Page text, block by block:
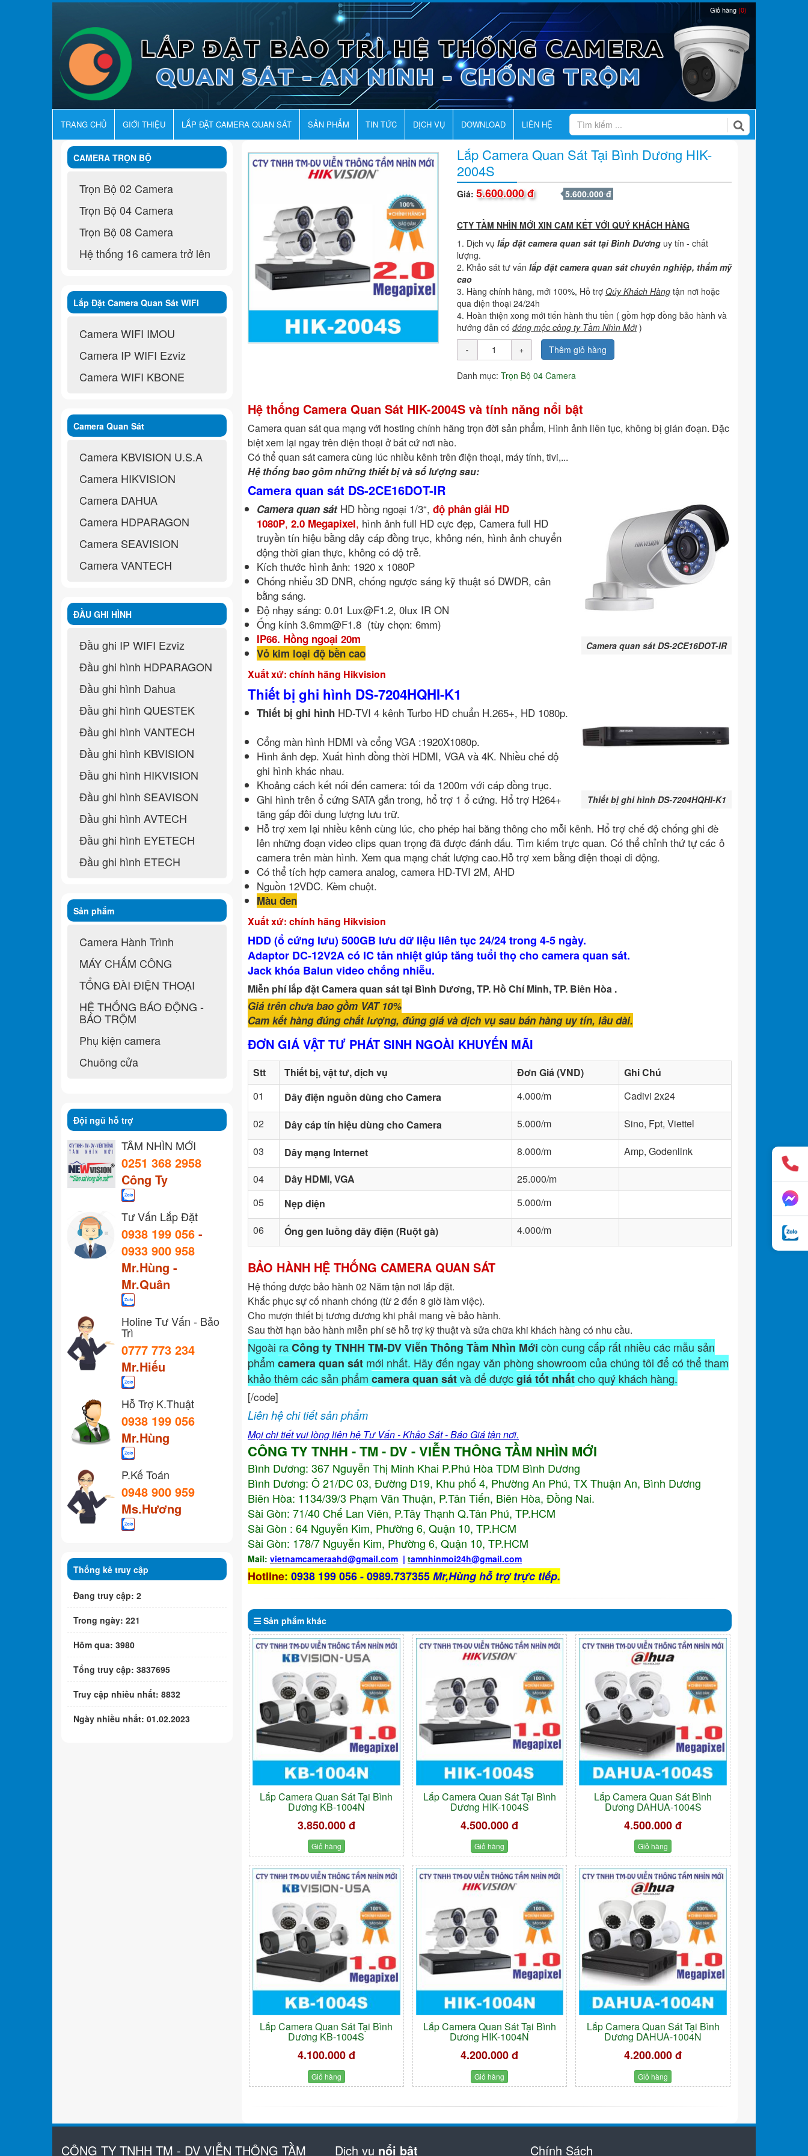
Giỏ hàng(0)
TRANG CHỦ GIỚI THIỆU LẮP ĐẶT CAMERA QUAN SÁT SẢN PHẨM TIN TỨC DỊCH VỤ DOWNLOAD LIÊN HỆ
Lắp Camera Quan Sát Tại Bình Dương HIK-
2004S
Giá: 5.600.000 đ 5.600.000 đ
CTY TẦM NHÌN MỚI XIN CAM KẾT VỚI QUÝ KHÁCH HÀNG
Dịch vụ lắp đặt camera quan sát tại Bình Dươnguy tín - chất
lượng.
Khảo sát tư vấn lắp đặt camera quan sát chuyên nghiệp, thẩm mỹ
cao
Hàng chính hãng, mới 100%, Hỗ trợ Qúy Khách Hàngtận nơi hoặc
qua điện thoại 24/24h
Hoàn thiện xong mới tiến hành thu tiền ( gồm hợp đồng bảo hành và
hướng đẫn có đóng mộc công ty Tầm Nhìn Mới)
Thêm giỏ hàng
Danh mục: Trọn Bộ 04 Camera
Hệ thống Camera Quan Sát HIK-2004S và tính năng nổi bật
Camera quan sát qua mạng với hosting chính hãng trọn đời sản phẩm, Hình ảnh liên tục, không bị gián đoạn. Đặc
biệt xem lại ngay trên điện thoại ở bất cứ nơi nào.
Có thể quan sát camera cùng lúc nhiều kênh trên điện thoại, máy tính, tivi,...
Hệ thống bao gồm những thiết bị và số lượng sau:
Camera quan sát DS-2CE16DOT-IR
Camera quan sát DS-2CE16DOT-IR
Camera quan sátHD hồng ngoại 1/3“, độ phân giải HD
1080P, 2.0 Megapixel, hình ảnh full HD cực đẹp, Camera full HD
truyền tín hiệu bằng dây cáp đồng trục, không nén, hình ảnh chuyển
động thời gian thực, không có độ trễ.
Kích thước hình ảnh: 1920 x 1080P
Chống nhiểu 3D DNR, chống ngược sáng kỹ thuật số DWDR, cân
bằng sáng.
Độ nhạy sáng: 0.01 Lux@F1.2, 0lux IR ON
Ống kính 3.6mm@F1.8 (tùy chọn: 6mm)
IP66. Hồng ngoại 20m
Vỏ kim loại độ bền cao
Xuất xứ: chính hãng Hikvision
Thiết bị ghi hình DS-7204HQHI-K1
Thiết bị ghi hình DS-7204HQHI-K1
Thiết bị ghi hình HD-TVI 4 kênh Turbo HD chuẩn H.265+, HD 1080p.
Cổng màn hình HDMI và cổng VGA :1920X1080p.
Hình ảnh đẹp. Xuất hình đồng thời HDMI, VGA và 4K. Nhiều chế độ
ghi hình khác nhau.
Khoảng cách kết nối đến camera: tối đa 1200m với cáp đồng trục.
Ghi hình trên ổ cứng SATA gắn trong, hổ trợ 1 ổ cứng. Hổ trợ H264+
tăng gấp đôi dung lượng lưu trữ.
Hỗ trợ xem lại nhiều kênh cùng lúc, cho phép hai băng thông cho mỗi kênh. Hổ trợ chế độ chống ghi đè
lên những đoạn video clips quan trọng đã được đánh dấu. Tìm kiếm trực quan. Có thể chỉnh thứ tự các ô
camera trên màn hình. Xem qua mạng chất lượng cao.Hỗ trợ xem bằng điện thoại di động.
Có thể tích hợp camera analog, camera HD-TVI 2M, AHD
Nguồn 12VDC. Kèm chuột.
Màu đen
Xuất xứ: chính hãng Hikvision
HDD (ổ cứng lưu) 500GB lưu dữ liệu liên tục 24/24 trong 4-5 ngày.
Adaptor DC-12V2A có IC tản nhiệt giúp tăng tuổi thọ cho camera quan sát.
Jack khóa Balun video chống nhiễu.
Miễn phí lắp đặt Camera quan sát tại Bình Dương, TP. Hồ Chí Minh, TP. Biên Hòa .
Giá trên chưa bao gồm VAT 10%
Cam kết hàng đúng chất lượng, đúng giá và dịch vụ sau bán hàng uy tín, lâu dài.
ĐƠN GIÁ VẬT TƯ PHÁT SINH NGOÀI KHUYẾN MÃI
Stt Thiết bị, vật tư, dịch vụ Đơn Giá (VND)
Ghi Chú
01
Dây điện nguồn dùng cho Camera 4.000/m
Cadivi 2x24
02
Dây cáp tín hiệu dùng cho Camera 5.000/m
Sino, Fpt, Viettel
03
Dây mạng Internet 8.000/m
Amp, Godenlink
04
Dây HDMI, VGA
25.000/m
05
Nẹp điện
5.000/m
06
Ống gen luồng dây điện (Ruột gà) 4.000/m
BẢO HÀNH HỆ THỐNG CAMERA QUAN SÁT
Hệ thống được bảo hành 02 Năm tận nơi lắp đặt.
Khắc phục sự cố nhanh chóng (từ 2 đến 8 giờ làm việc).
Cho mượn thiết bị tương đương khi phải mang về bảo hành.
Sau thời hạn bảo hành miễn phí sẽ hỗ trợ kỹ thuật và sửa chữa khi khách hàng có nhu cầu.
Ngoài raCông ty TNHH TM-DV Viễn Thông Tầm Nhìn Mới còn cung cấp rất nhiều các mẫu sản
phẩm camera quan sát mới nhất. Hãy đến ngay văn phòng showroom của chúng tôi để có thể tham
khảo thêm các sản phẩm camera quan sátvà để đượcgiá tốt nhấtcho quý khách hàng.
[/code]
Liên hệ chi tiết sản phẩm
Mọi chi tiết vui lòng liên hệ Tư Vấn - Khảo Sát - Báo Giá tận nơi.
CÔNG TY TNHH - TM - DV - VIỄN THÔNG TẦM NHÌN MỚI
Bình Dương: 367 Nguyễn Thị Minh Khai P.Phú Hòa TDM Bình Dương
Bình Dương: Ô 21/DC 03, Đường D19, Khu phố 4, Phường An Phú, TX Thuận An, Bình Dương
Biên Hòa: 1134/39/3 Phạm Văn Thuận, P.Tân Tiến, Biên Hòa, Đồng Nai.
Sài Gòn: 71/40 Chế Lan Viên, P.Tây Thạnh Q.Tân Phú, TP.HCM
Sài Gòn : 64 Nguyễn Kim, Phường 6, Quận 10, TP.HCM
Sài Gòn: 178/7 Nguyễn Kim, Phường 6, Quận 10, TP.HCM
Mail: vietnamcameraahd@gmail.com | tamnhinmoi24h@gmail.com
Hotline: 0938 199 056 - 0989.737355Mr,Hùng hỗ trợ trực tiếp.
Sản phẩm khác
Lắp Camera Quan Sát Tại Bình
Dương KB-1004N
3.850.000 đ
Giỏ hàng
Lắp Camera Quan Sát Tại Bình
Dương HIK-1004S
4.500.000 đ
Giỏ hàng
Lắp Camera Quan Sát Bình
Dương DAHUA-1004S
4.500.000 đ
Giỏ hàng
Lắp Camera Quan Sát Tại Bình
Dương KB-1004S
4.100.000 đ
Giỏ hàng
Lắp Camera Quan Sát Tại Bình
Dương HIK-1004N
4.200.000 đ
Giỏ hàng
Lắp Camera Quan Sát Tại Bình
Dương DAHUA-1004N
4.200.000 đ
Giỏ hàng
CAMERA TRỌN BỘ
Trọn Bộ 02 Camera
Trọn Bộ 04 Camera
Trọn Bộ 08 Camera
Hệ thống 16 camera trở lên
Lắp Đặt Camera Quan Sát WIFI
Không Dây
Camera WIFI IMOU
Camera IP WIFI Ezviz
Camera WIFI KBONE
Camera Quan Sát
Camera KBVISION U.S.A
Camera HIKVISION
Camera DAHUA
Camera HDPARAGON
Camera SEAVISION
Camera VANTECH
ĐẦU GHI HÌNH
Đầu ghi IP WIFI Ezviz
Đầu ghi hình HDPARAGON
Đầu ghi hình Dahua
Đầu ghi hình QUESTEK
Đầu ghi hình VANTECH
Đầu ghi hình KBVISION
Đầu ghi hình HIKVISION
Đầu ghi hình SEAVISON
Đầu ghi hình AVTECH
Đầu ghi hình EYETECH
Đầu ghi hình ETECH
Sản phẩm
Camera Hành Trình
MÁY CHẤM CÔNG
TỔNG ĐÀI ĐIỆN THOẠI
HỆ THỐNG BÁO ĐỘNG -
BÁO TRỘM
Phụ kiện camera
Chuông cửa
Đội ngũ hỗ trợ
TẦM NHÌN MỚI
0251 368 2958
Công Ty
Tư Vấn Lắp Đặt
0938 199 056 -
0933 900 958
Mr.Hùng -
Mr.Quân
Holine Tư Vấn - Bảo
Trì
0777 773 234
Mr.Hiếu
Hỗ Trợ K.Thuật
0938 199 056
Mr.Hùng
P.Kế Toán
0948 900 959
Ms.Hương
Thống kê truy cập
Đang truy cập: 2
Trong ngày: 221
Hôm qua: 3980
Tổng truy cập: 3837695
Truy cập nhiều nhất: 8832
Ngày nhiều nhất: 01.02.2023
CÔNG TY TNHH TM - DV VIỄN THÔNG TẦM Dịch vụ nổi bật Chính Sách